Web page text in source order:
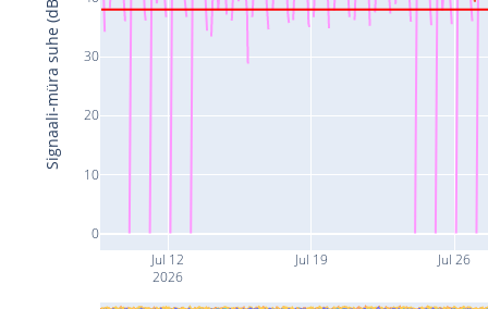
Jul 12
2026
Jul 19 Jul 26
0
10
20
30
Signaali-müra suhe (dB)